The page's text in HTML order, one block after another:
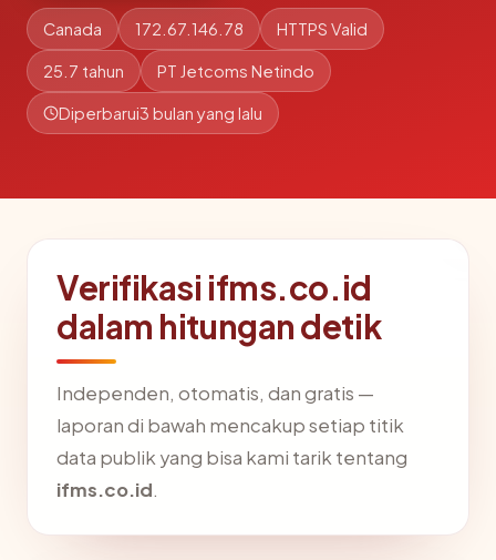
Canada 172.67.146.78 HTTPS Valid
25.7 tahun PT Jetcoms Netindo
Diperbarui3 bulan yang lalu
Verifikasi ifms.co.id
dalam hitungan detik
Independen, otomatis, dan gratis —
laporan di bawah mencakup setiap titik
data publik yang bisa kami tarik tentang
ifms.co.id.